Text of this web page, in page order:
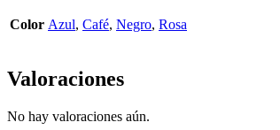
Color Azul, Café, Negro, Rosa
Valoraciones
No hay valoraciones aún.